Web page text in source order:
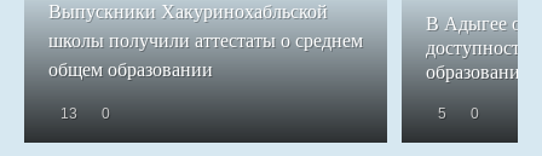
Выпускники Хакуринохабльской
школы получили аттестаты о среднем
общем образовании
13 0
В Адыгее
доступность
образования
5 0